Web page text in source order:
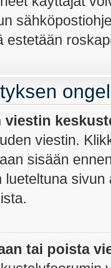
estetään
viestin
viestin.
sisään
lueteltuna sivun
tai poista